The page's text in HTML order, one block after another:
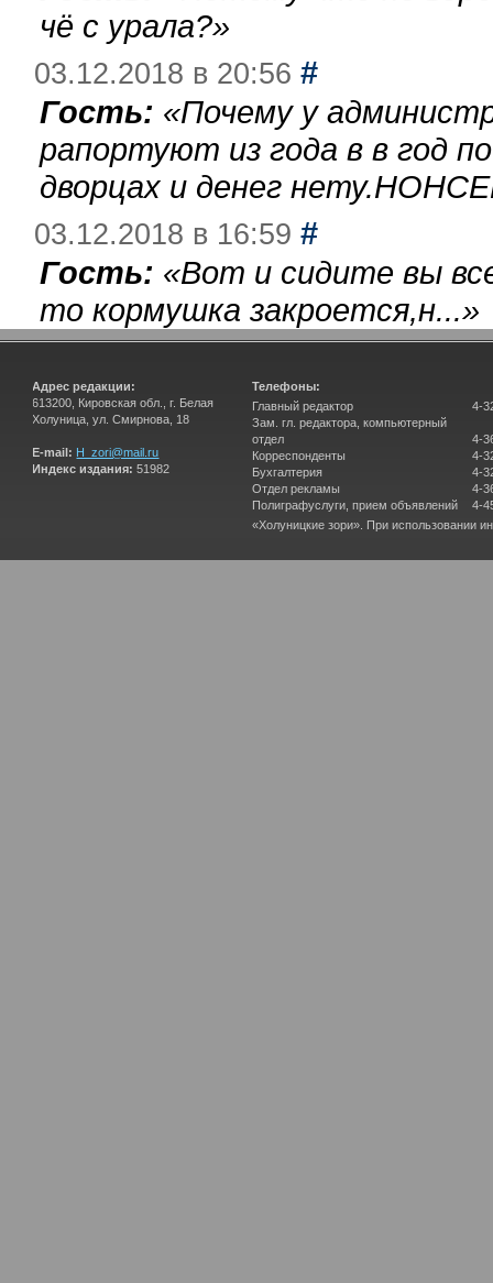
чё с урала?»
03.12.2018 в 20:56 #
Гость: «Почему у
рапортуют из года в в год
дворцах и денег
03.12.2018 в 16:59 #
Гость: «Вот и сидите вы
то кормушка закроется,н...»
Адрес редакции:
613200, Кировская обл., г. Белая
Холуница, ул. Смирнова, 18
E-mail: H_zori@mail.ru
Индекс издания: 51982
Телефоны:
Главный редактор
Зам. гл. редактора, компьютерный
отдел
Корреспонденты
Бухгалтерия
Отдел рекламы
Полиграфуслуги, прием объявлений
4-
4-
4-
4-
4-
4-
«Холуницкие зори». При использовании